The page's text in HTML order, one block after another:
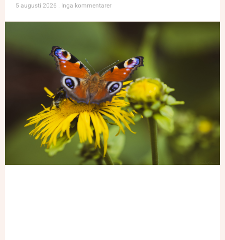
5 augusti 2026
Inga kommentarer